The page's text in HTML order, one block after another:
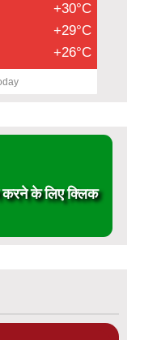
+30°C
+29°C
+26°C
के लिए क्लिक